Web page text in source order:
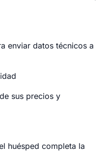
enviar datos técnicos a
sus precios y
huésped completa la